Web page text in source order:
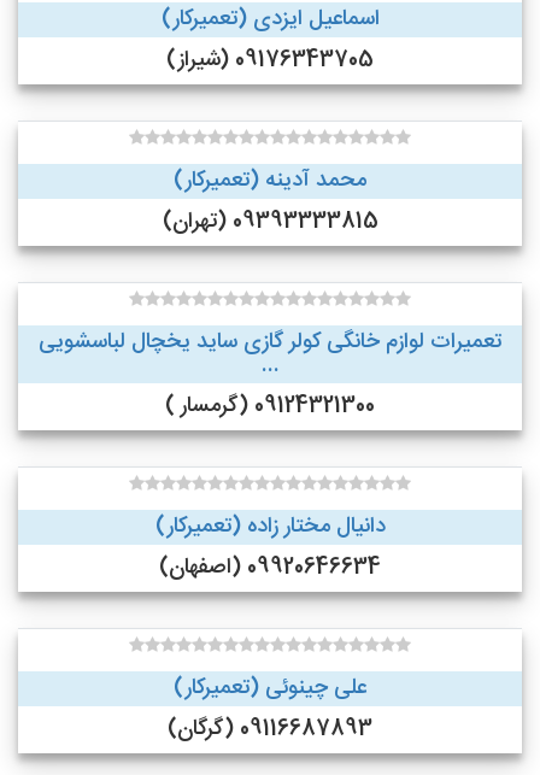
اسماعیل ایزدی (تعمیرکار)
09176343705 (شیراز)
محمد آدینه (تعمیرکار)
09393333815 (تهران)
تعمیرات لوازم خانگی کولر گازی ساید یخچال لباسشویی
...
09124321300 (گرمسار )
دانیال مختار زاده (تعمیرکار)
09920646634 (اصفهان)
علی چینوئی (تعمیرکار)
09116687893 (گرگان)